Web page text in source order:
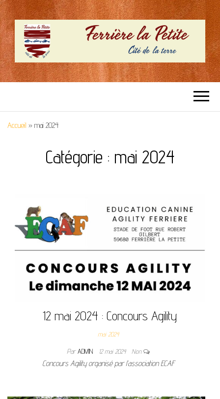
SITE OFFICIEL –
FERRIERE LA
PETITE
Cité de la terre
Accueil » mai 2024
Catégorie : mai 2024
12 mai 2024 : Concours Agility
mai 2024
ParADMIN 12 mai 2024 Non
Concours Agility organisé par l’association ECAF